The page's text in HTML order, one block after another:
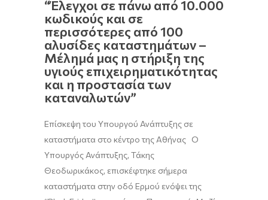
“Έλεγχοι σε πάνω από 10.000
κωδικούς και σε
περισσότερες από 100
αλυσίδες καταστημάτων –
Μέλημά μας η στήριξη της
υγιούς επιχειρηματικότητας
και η προστασία των
καταναλωτών”
Επίσκεψη του Υπουργού Ανάπτυξης σε
καταστήματα στο κέντρο της Αθήνας Ο
Υπουργός Ανάπτυξης, Τάκης
Θεοδωρικάκος, επισκέφτηκε σήμερα
καταστήματα στην οδό Ερμού ενόψει της